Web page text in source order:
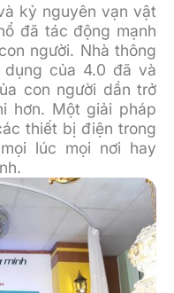
kỷ nguyên vạn vật
đã tác động mạnh
người. Nhà thông
của 4.0 đã và
con người dần trở
hơn. Một giải pháp
thiết bị điện trong
lúc mọi nơi hay